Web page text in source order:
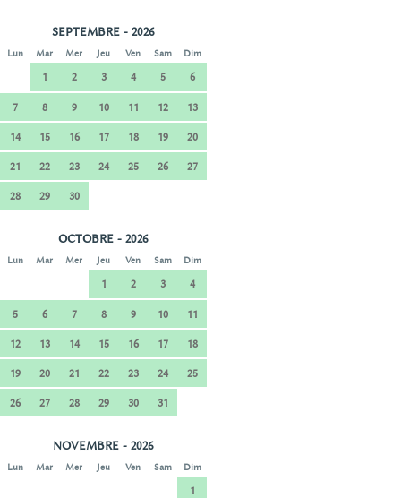
SEPTEMBRE - 2026
Lun Mar Mer Jeu Ven Sam Dim
1 2 3 4 5 6
7 8 9 10 11 12 13
14 15 16 17 18 19 20
21 22 23 24 25 26 27
28 29 30
OCTOBRE - 2026
Lun Mar Mer Jeu Ven Sam Dim
1 2 3 4
5 6 7 8 9 10 11
12 13 14 15 16 17 18
19 20 21 22 23 24 25
26 27 28 29 30 31
NOVEMBRE - 2026
Lun Mar Mer Jeu Ven Sam Dim
1